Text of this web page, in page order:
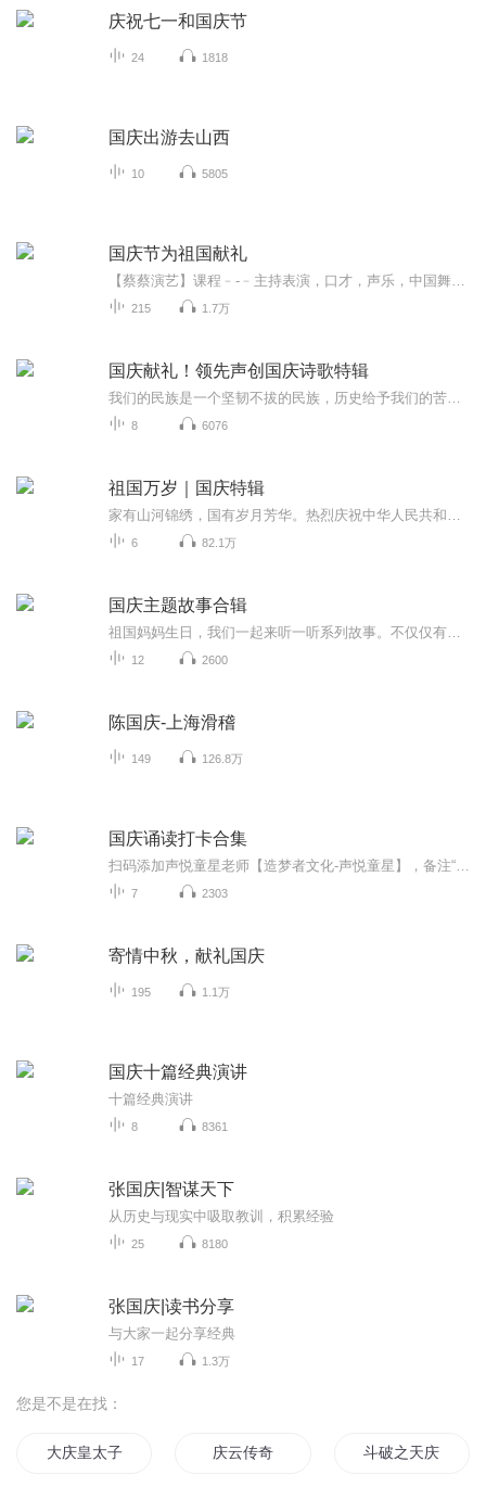
庆祝七一和国庆节
24 1818
国庆出游去山西
10 5805
国庆节为祖国献礼
215 1.7万
国庆献礼！领先声创国庆诗歌特辑
8 6076
祖国万岁｜国庆特辑
6 82.1万
国庆主题故事合辑
12 2600
陈国庆-上海滑稽
149 126.8万
国庆诵读打卡合集
7 2303
寄情中秋，献礼国庆
195 1.1万
国庆十篇经典演讲
十篇经典演讲
8 8361
张国庆|智谋天下
从历史与现实中吸取教训，积累经验
25 8180
张国庆|读书分享
与大家一起分享经典
17 1.3万
您是不是在找：
大庆皇太子 庆云传奇 斗破之天庆焰火